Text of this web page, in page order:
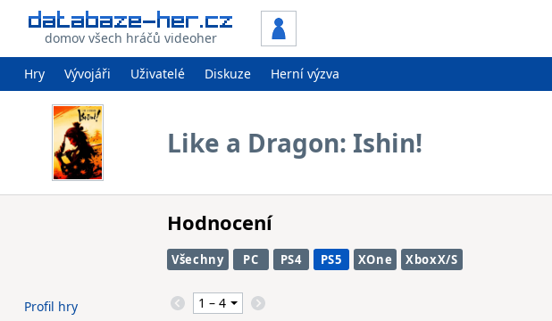
domov všech hráčů videoher
Hry Vývojáři Uživatelé Diskuze Herní výzva
Like a Dragon: Ishin!
Hodnocení
Všechny PC PS4 PS5 XOne XboxX/S
Profil hry